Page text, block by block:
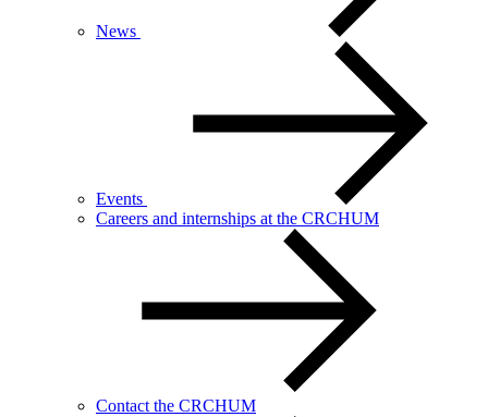
News
Events
Careers and internships at the CRCHUM
Contact the CRCHUM